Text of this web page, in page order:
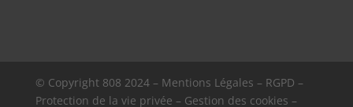
© Copyright 808 2024 – Mentions Légales – RGPD –
Protection de la vie privée – Gestion des cookies –